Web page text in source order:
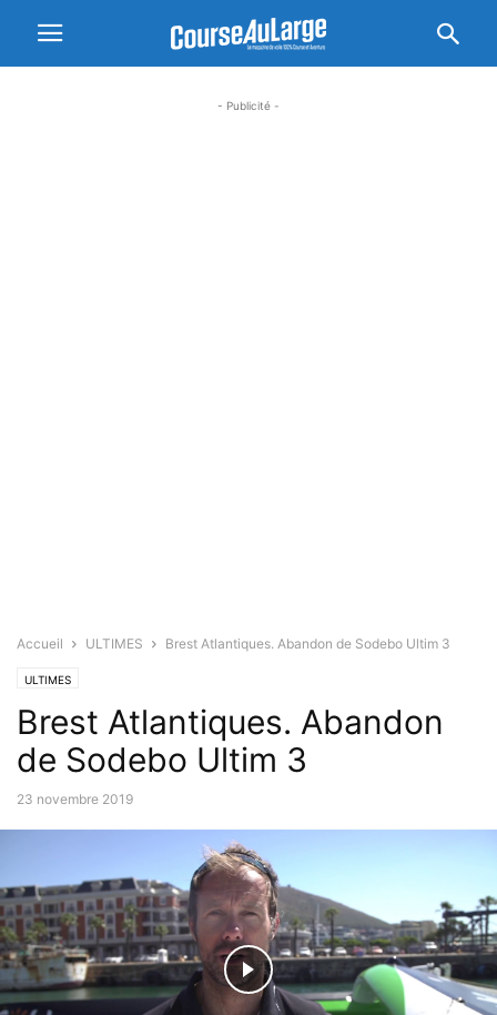
- Publicité -
Accueil ULTIMES Brest Atlantiques. Abandon de Sodebo Ultim 3
ULTIMES
Brest Atlantiques. Abandon
de Sodebo Ultim 3
23 novembre 2019